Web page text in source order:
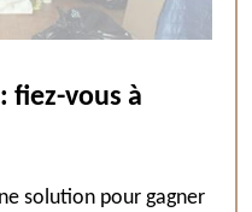
fiez-vous à
solution pour gagner